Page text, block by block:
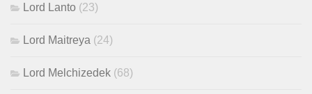
Lord Lanto (23)
Lord Maitreya (24)
Lord Melchizedek (68)